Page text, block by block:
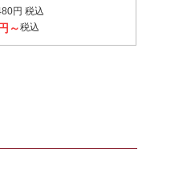
円 税込
～税込